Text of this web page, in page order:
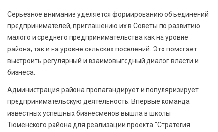
Серьезное внимание уделяется формированию объединений
предпринимателей, приглашению их в Советы по развитию
малого и среднего предпринимательства как на уровне
района, так и на уровне сельских поселений. Это помогает
выстроить регулярный и взаимовыгодный диалог власти и
бизнеса.
Администрация района пропагандирует и популяризирует
предпринимательскую деятельность. Впервые команда
известных успешных бизнесменов вышла в школы
Тюменского района для реализации проекта "Стратегия